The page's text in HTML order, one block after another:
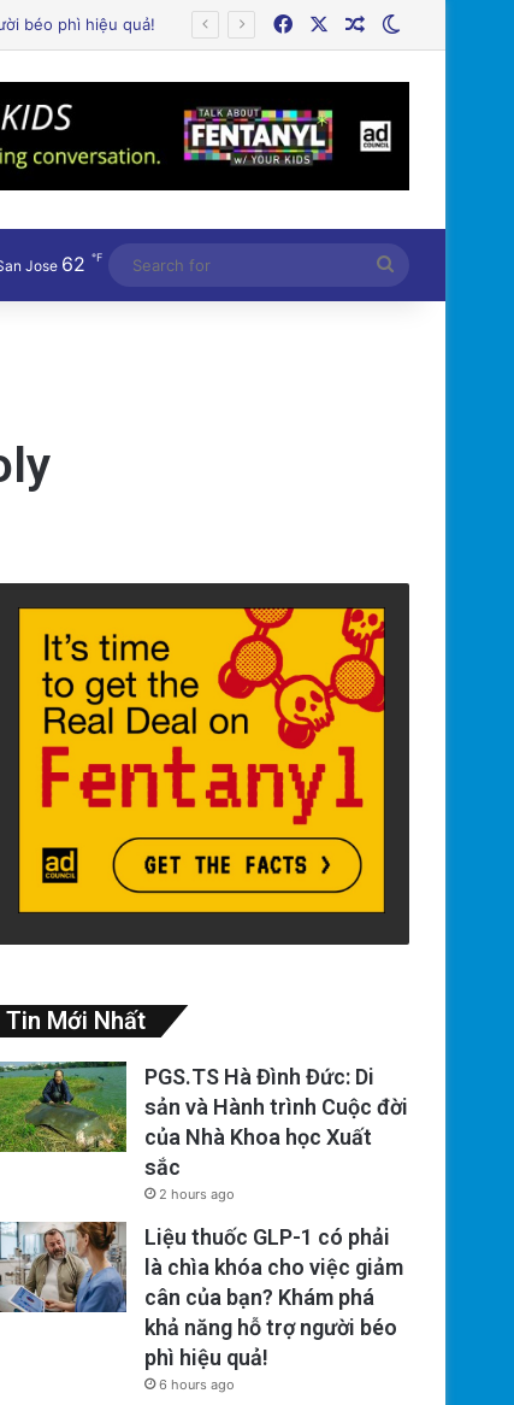
FacebookRandom Article
Jose 62 ℉
for
Tin Mới Nhất
PGS.TS Hà Đình Đức: Di
sản và Hành trình Cuộc đời
của Nhà Khoa học Xuất
sắc
2 hours ago
Liệu thuốc GLP-1 có phải
là chìa khóa cho việc giảm
cân của bạn? Khám phá
khả năng hỗ trợ người béo
phì hiệu quả!
6 hours ago